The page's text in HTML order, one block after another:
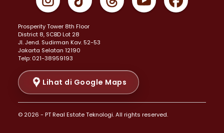
Properti Dijual di Johar Baru >
Properti Dijual di Menteng >
Properti Dijual di Senen >
Properti Dijual di Tanah Abang >
Properti Dijual di Cikini >
Properti Dijual di Kramat >
Properti Dijual di Pasar Baru >
Properti Dijual di Bendungan Hilir >
Properti Dijual di Jakarta Selatan >
Prosperity Tower 8th Floor
District 8, SCBD Lot 28
JI. Jend. Sudirman Kav. 52-53
Jakarta Selatan 12190
Telp: 021-38959193
Lihat di Google Maps
© 2026 - PT Real Estate Teknologi. All rights reserved.